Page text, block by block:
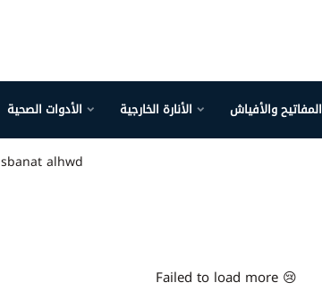
الأدوات الصحية الأنارة الخارجية المفاتيح والأفياش
sbanat alhwd
Failed to load more 😢